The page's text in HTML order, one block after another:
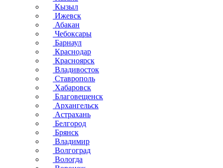
Кызыл
Ижевск
Абакан
Чебоксары
Барнаул
Краснодар
Красноярск
Владивосток
Ставрополь
Хабаровск
Благовещенск
Архангельск
Астрахань
Белгород
Брянск
Владимир
Волгоград
Вологда